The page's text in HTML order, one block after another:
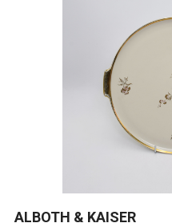
ALBOTH & KAISER